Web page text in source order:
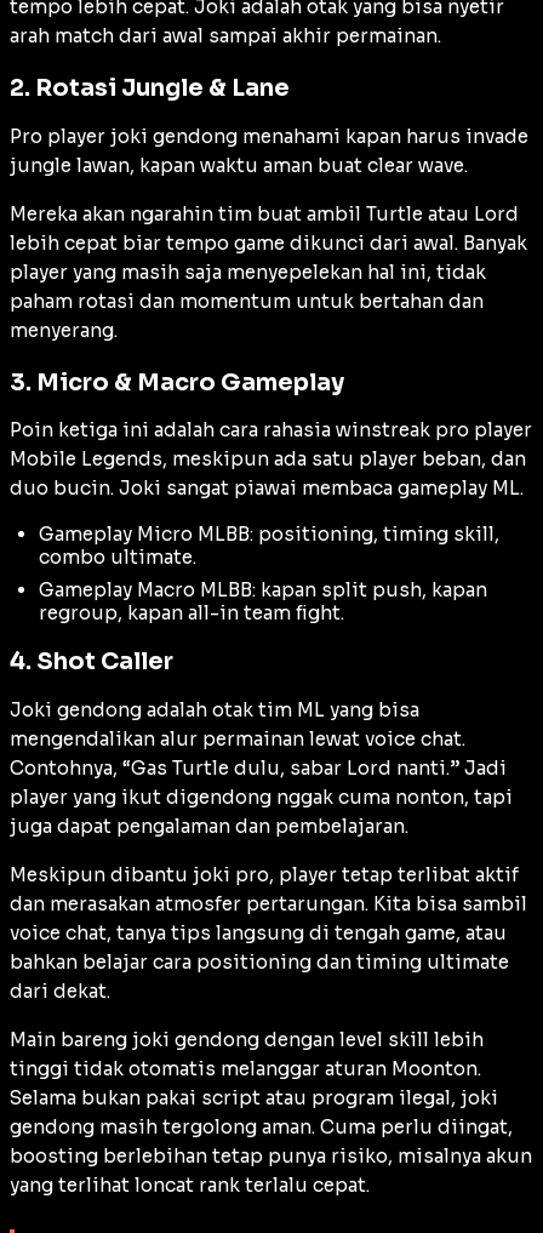
tempo lebih cepat. Joki adalah otak yang bisa nyetir
arah match dari awal sampai akhir permainan.
2. Rotasi Jungle & Lane
Pro player joki gendong menahami kapan harus invade
jungle lawan, kapan waktu aman buat clear wave.
Mereka akan ngarahin tim buat ambil Turtle atau Lord
lebih cepat biar tempo game dikunci dari awal. Banyak
player yang masih saja menyepelekan hal ini, tidak
paham rotasi dan momentum untuk bertahan dan
menyerang.
3. Micro & Macro Gameplay
Poin ketiga ini adalah cara rahasia winstreak pro player
Mobile Legends, meskipun ada satu player beban, dan
duo bucin. Joki sangat piawai membaca gameplay ML.
Gameplay Micro MLBB: positioning, timing skill,
combo ultimate.
Gameplay Macro MLBB: kapan split push, kapan
regroup, kapan all-in team fight.
4. Shot Caller
Joki gendong adalah otak tim ML yang bisa
mengendalikan alur permainan lewat voice chat.
Contohnya, “Gas Turtle dulu, sabar Lord nanti.” Jadi
player yang ikut digendong nggak cuma nonton, tapi
juga dapat pengalaman dan pembelajaran.
Meskipun dibantu joki pro, player tetap terlibat aktif
dan merasakan atmosfer pertarungan. Kita bisa sambil
voice chat, tanya tips langsung di tengah game, atau
bahkan belajar cara positioning dan timing ultimate
dari dekat.
Main bareng joki gendong dengan level skill lebih
tinggi tidak otomatis melanggar aturan Moonton.
Selama bukan pakai script atau program ilegal, joki
gendong masih tergolong aman. Cuma perlu diingat,
boosting berlebihan tetap punya risiko, misalnya akun
yang terlihat loncat rank terlalu cepat.